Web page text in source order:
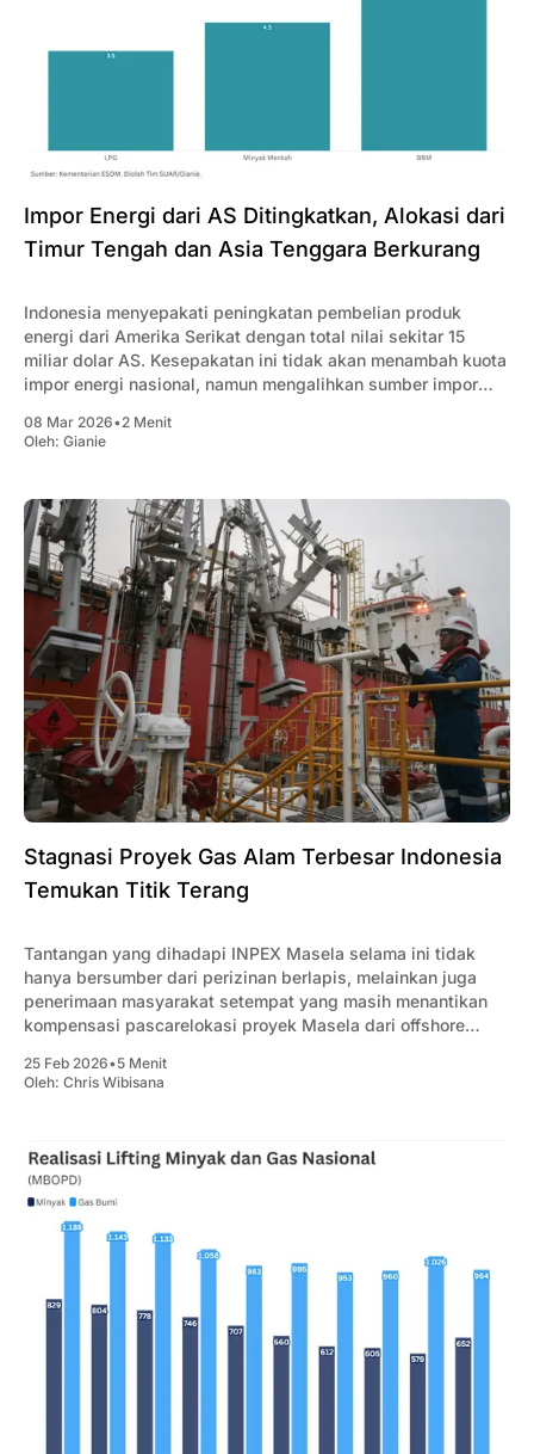
Impor Energi dari AS Ditingkatkan, Alokasi dari
Timur Tengah dan Asia Tenggara Berkurang
Indonesia menyepakati peningkatan pembelian produk
energi dari Amerika Serikat dengan total nilai sekitar 15
miliar dolar AS. Kesepakatan ini tidak akan menambah kuota
impor energi nasional, namun mengalihkan sumber impor
08 Mar 2026•2 Menit
Oleh: Gianie
Stagnasi Proyek Gas Alam Terbesar Indonesia
Temukan Titik Terang
Tantangan yang dihadapi INPEX Masela selama ini tidak
hanya bersumber dari perizinan berlapis, melainkan juga
penerimaan masyarakat setempat yang masih menantikan
kompensasi pascarelokasi proyek Masela dari offshore
25 Feb 2026•5 Menit
Oleh: Chris Wibisana